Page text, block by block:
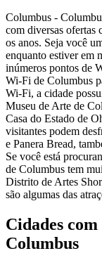
Columbus -
com diversas ofertas
os anos. Seja você
enquanto estiver em
inúmeros pontos de
Wi-Fi de Columbus
Wi-Fi, a cidade
Museu de Arte de
Casa do Estado de
visitantes podem
e Panera Bread,
Se você está
de Columbus tem
Distrito de Artes
são algumas das
Cidades
Columbus